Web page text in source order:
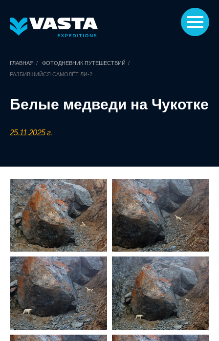
ГЛАВНАЯ / ФОТОДНЕВНИК ПУТЕШЕСТВИЙ /
РАЗБИВШИЙСЯ САМОЛЁТ ЛИ-2
Белые медведи на Чукотке
25.11.2025 г.